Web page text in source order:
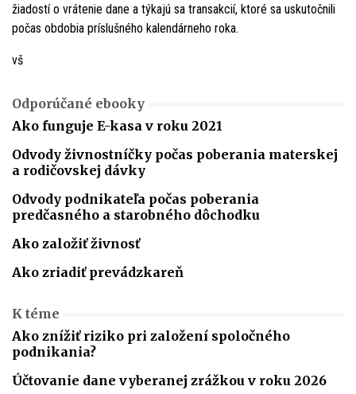
žiadostí o vrátenie dane a týkajú sa transakcií, ktoré sa uskutočnili
počas obdobia príslušného kalendárneho roka.
vš
Odporúčané ebooky
Ako funguje E-kasa v roku 2021
Odvody živnostníčky počas poberania materskej
a rodičovskej dávky
Odvody podnikateľa počas poberania
predčasného a starobného dôchodku
Ako založiť živnosť
Ako zriadiť prevádzkareň
K téme
Ako znížiť riziko pri založení spoločného
podnikania?
Účtovanie dane vyberanej zrážkou v roku 2026